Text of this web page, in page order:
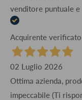
venditore puntuale
Acquirente verificato
02 Luglio 2026
Ottima azienda,
impeccabile (Ti